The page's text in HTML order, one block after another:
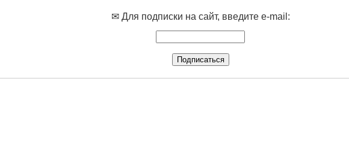
✉ Для подписки на сайт, введите e-mail: